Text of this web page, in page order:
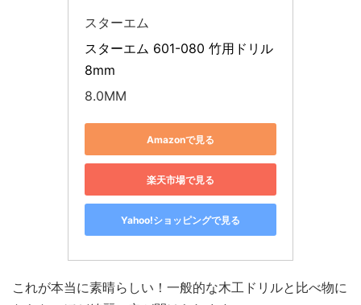
スターエム
スターエム 601-080 竹用ドリル
8mm
8.0MM
Amazonで見る
楽天市場で見る
Yahoo!ショッピングで見る
これが本当に素晴らしい！一般的な木工ドリルと比べ物に